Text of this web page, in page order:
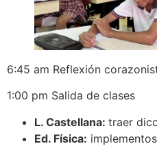
6:45 am Reflexión
1:00 pm Salida de clases
L. Castellana: traer
Ed. Física: implementos